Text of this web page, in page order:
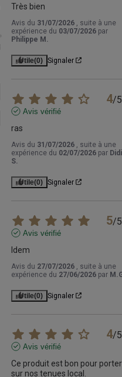
Très bien
Avis du 31/07/2026 , suite à une
expérience du 03/07/2026 par
Philippe M.
Utile(0) Signaler
4/5
Avis vérifié
ras
Avis du 31/07/2026 , suite à une
expérience du 02/07/2026 par
S.
Utile(0) Signaler
5/5
Avis vérifié
Idem
Avis du 27/07/2026 , suite à une
expérience du 27/06/2026 par
Utile(0) Signaler
4/5
Avis vérifié
Ce produit est bon pour porter
sur nos tenues local.